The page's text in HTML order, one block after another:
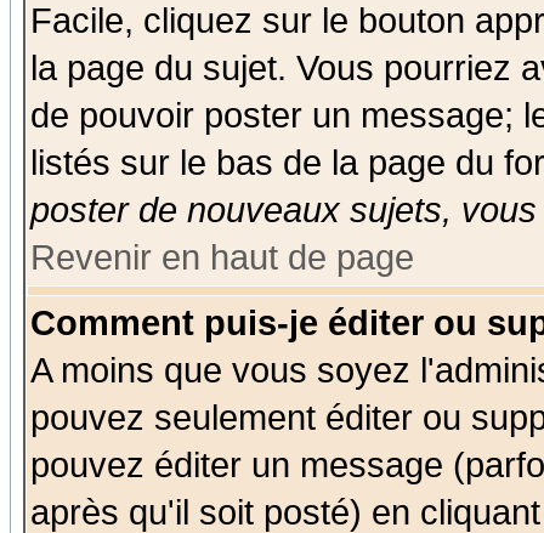
Facile, cliquez sur le bouton
la page du sujet. Vous pourriez
de pouvoir poster un message;
listés sur le bas de la page du
poster de nouveaux sujets,
Revenir en haut de page
Comment puis-je éditer ou
A moins que vous soyez
pouvez seulement éditer ou
pouvez éditer un message
après qu'il soit posté) en